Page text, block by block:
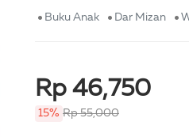
Buku Anak Dar Mizan
Rp 46,750
15% Rp 55,000